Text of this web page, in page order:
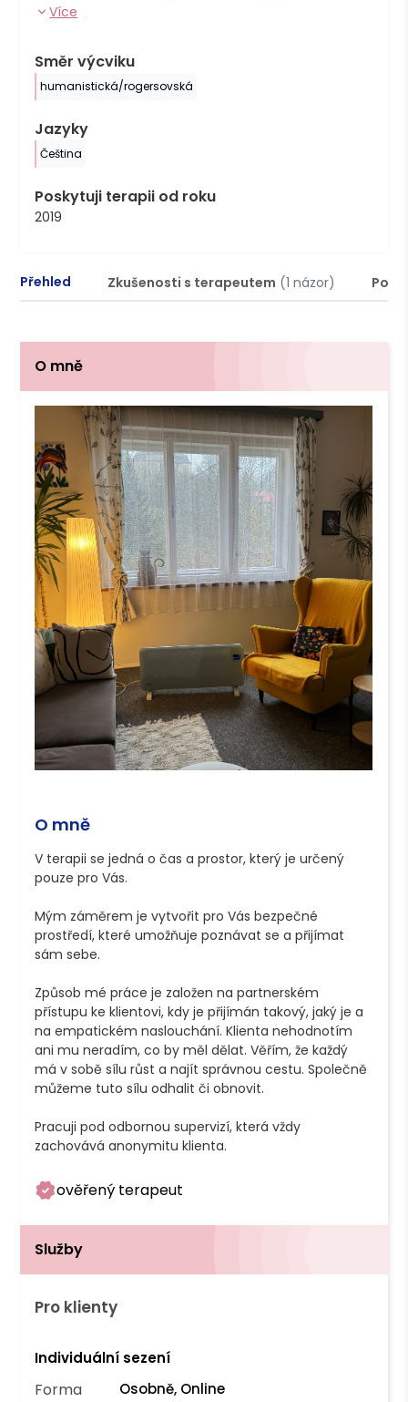
Více
Směr výcviku
humanistická/rogersovská
Jazyky
Čeština
Poskytuji terapii od roku
2019
Přehled Zkušenosti s terapeutem (1 názor)
O mně
O mně
V terapii se jedná o čas a prostor, který je určený
pouze pro Vás.
Mým záměrem je vytvořit pro Vás bezpečné
prostředí, které umožňuje poznávat se a přijímat
sám sebe.
Způsob mé práce je založen na partnerském
přístupu ke klientovi, kdy je přijímán takový, jaký je a
na empatickém naslouchání. Klienta nehodnotím
ani mu neradím, co by měl dělat. Věřím, že každý
má v sobě sílu růst a najít správnou cestu. Společně
můžeme tuto sílu odhalit či obnovit.
Pracuji pod odbornou supervizí, která vždy
zachovává anonymitu klienta.
ověřený terapeut
Služby
Pro klienty
Individuální sezení
Forma Osobně, Online